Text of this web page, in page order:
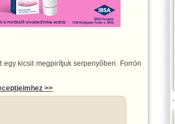
kicsit megpirítjuk serpenyőben. Forrón
>>